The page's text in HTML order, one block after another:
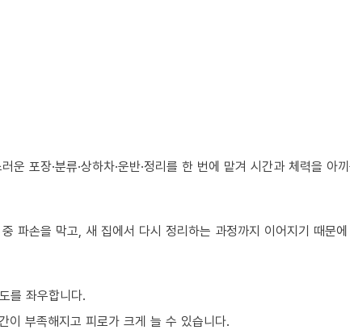
포장·분류·상하차·운반·정리를 한 번에 맡겨 시간과 체력을 아
파손을 막고, 새 집에서 다시 정리하는 과정까지 이어지기 때문에
를 좌우합니다.
이 부족해지고 피로가 크게 늘 수 있습니다.